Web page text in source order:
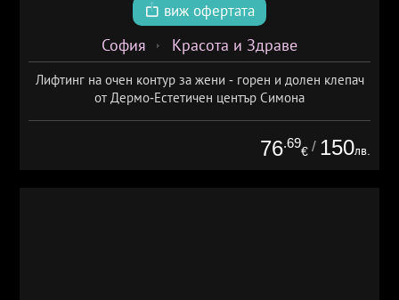
виж офертата
София Красота и Здраве
Лифтинг на очен контур за жени - горен и долен клепач
от Дермо-Естетичен център Симона
76.69
€ / 150лв.